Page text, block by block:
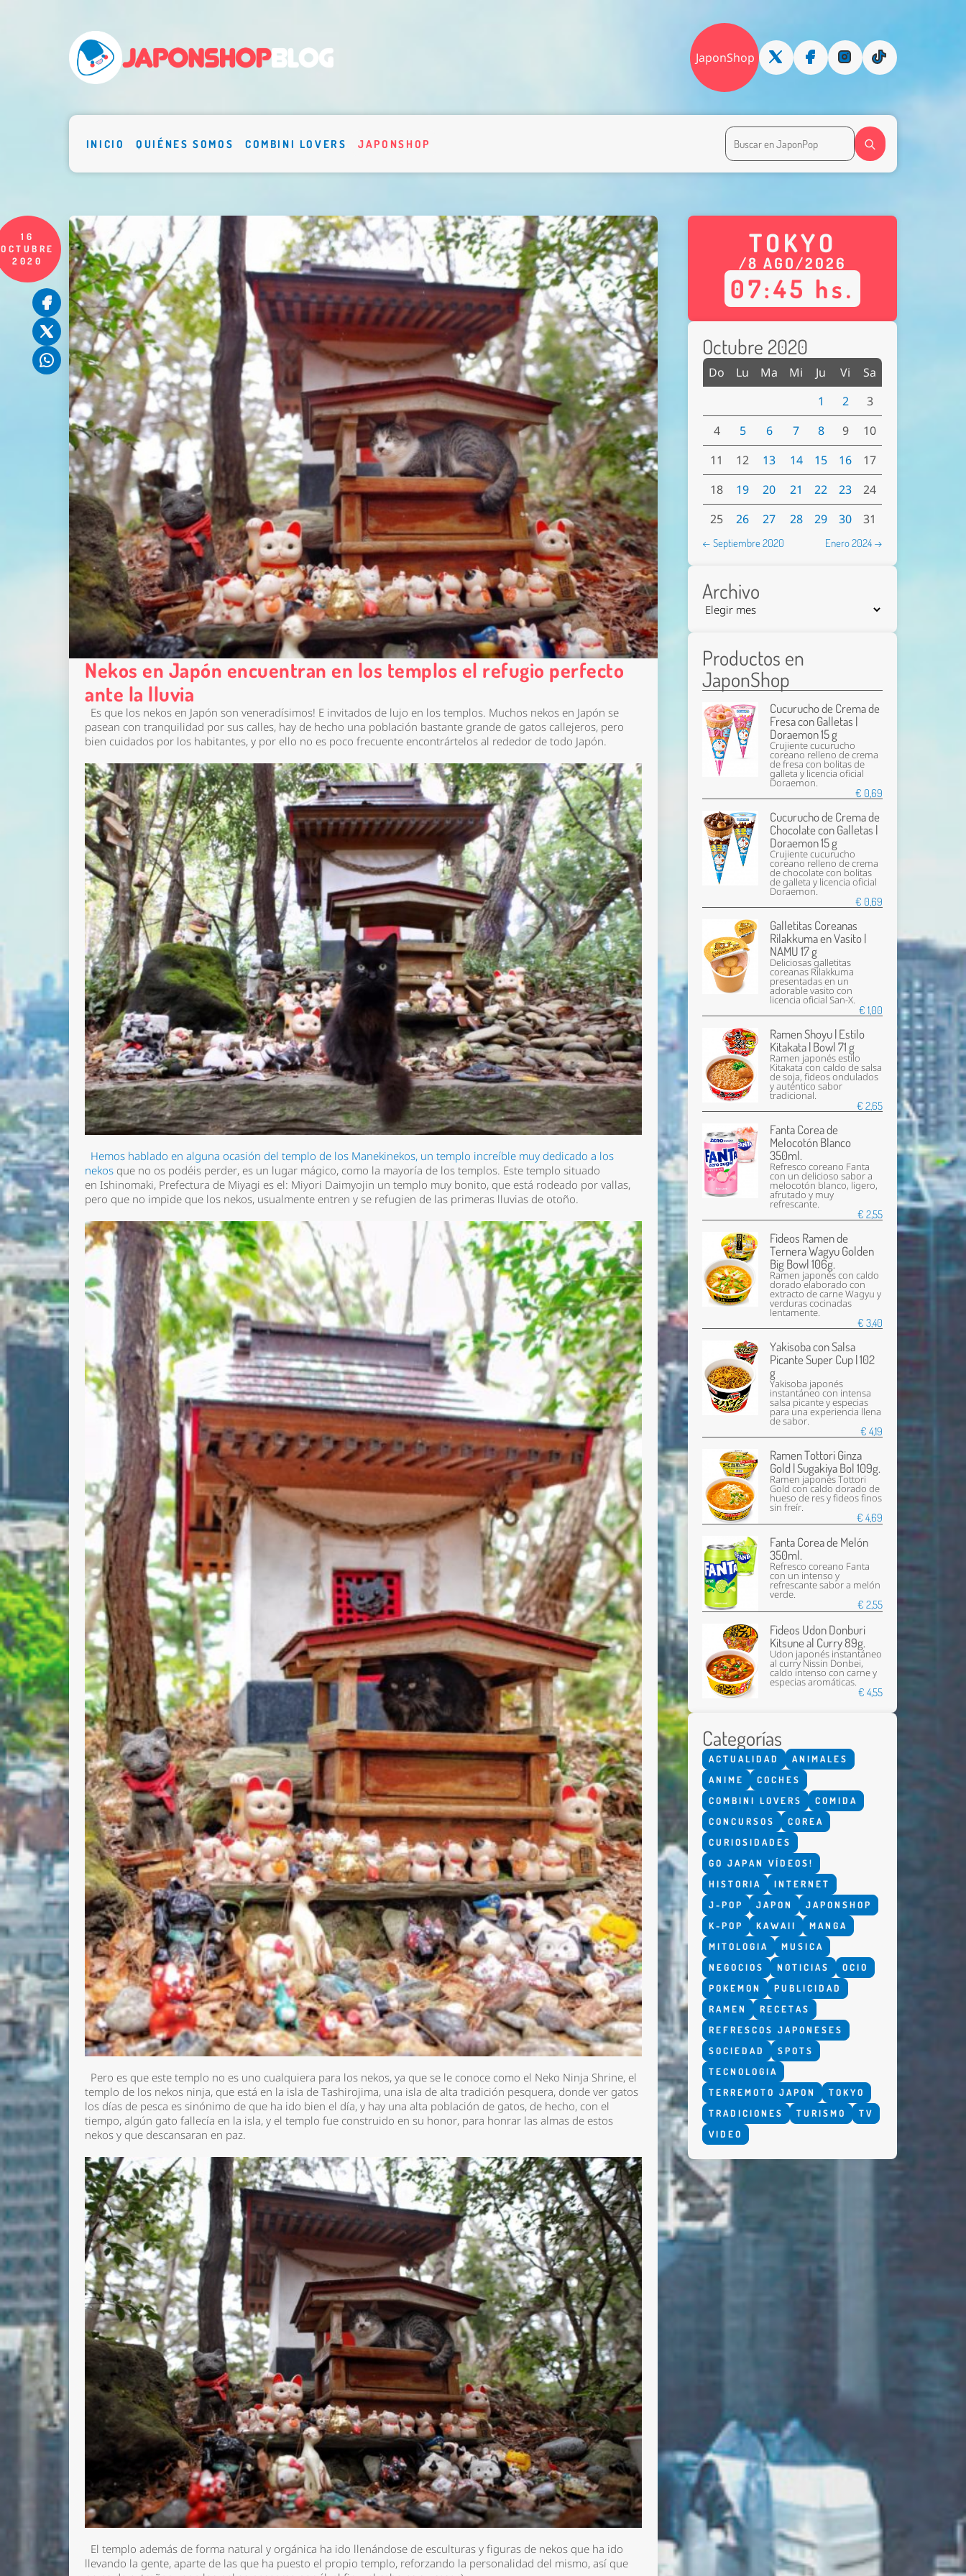
JaponShop
INICIO QUIÉNES SOMOS COMBINI LOVERS JAPONSHOP
16
OCTUBRE
2020
Nekos en Japón encuentran en los templos el refugio perfecto
ante la lluvia
Es que los nekos en Japón son veneradísimos! E invitados de lujo en los templos. Muchos nekos en Japón se
pasean con tranquilidad por sus calles, hay de hecho una población bastante grande de gatos callejeros, pero
bien cuidados por los habitantes, y por ello no es poco frecuente encontrártelos al rededor de todo Japón.
Hemos hablado en alguna ocasión del templo de los Manekinekos, un templo increíble muy dedicado a los
nekos que no os podéis perder, es un lugar mágico, como la mayoría de los templos. Este templo situado
en Ishinomaki, Prefectura de Miyagi es el: Miyori Daimyojin un templo muy bonito, que está rodeado por vallas,
pero que no impide que los nekos, usualmente entren y se refugien de las primeras lluvias de otoño.
Pero es que este templo no es uno cualquiera para los nekos, ya que se le conoce como el Neko Ninja Shrine, el
templo de los nekos ninja, que está en la isla de Tashirojima, una isla de alta tradición pesquera, donde ver gatos
los días de pesca es sinónimo de que ha ido bien el día, y hay una alta población de gatos, de hecho, con el
tiempo, algún gato fallecía en la isla, y el templo fue construido en su honor, para honrar las almas de estos
nekos y que descansaran en paz.
El templo además de forma natural y orgánica ha ido llenándose de esculturas y figuras de nekos que ha ido
llevando la gente, aparte de las que ha puesto el propio templo, reforzando la personalidad del mismo, así que
TOKYO
/8 AGO/2026
07:46 hs.
Octubre 2020
Do Lu Ma Mi Ju Vi
Sa
1
2
3
4
5 6 7 8 9
10
11
12 13 14 15 16
17
18
19 20 21 22 23
24
25
26 27 28 29 30 31
← Septiembre 2020 Enero 2024 →
Archivo
Productos en
JaponShop
Cucurucho de Crema de
Fresa con Galletas |
Doraemon 15 g
Crujiente cucurucho
coreano relleno de crema
de fresa con bolitas de
galleta y licencia oficial
Doraemon.
€ 0,69
Cucurucho de Crema de
Chocolate con Galletas |
Doraemon 15 g
Crujiente cucurucho
coreano relleno de crema
de chocolate con bolitas
de galleta y licencia oficial
Doraemon.
€ 0,69
Galletitas Coreanas
Rilakkuma en Vasito |
NAMU 17 g
Deliciosas galletitas
coreanas Rilakkuma
presentadas en un
adorable vasito con
licencia oficial San-X.
€ 1,00
Ramen Shoyu | Estilo
Kitakata | Bowl 71 g
Ramen japonés estilo
Kitakata con caldo de salsa
de soja, fideos ondulados
y auténtico sabor
tradicional.
€ 2,65
Fanta Corea de
Melocotón Blanco
350ml.
Refresco coreano Fanta
con un delicioso sabor a
melocotón blanco, ligero,
afrutado y muy
refrescante.
€ 2,55
Fideos Ramen de
Ternera Wagyu Golden
Big Bowl 106g.
Ramen japonés con caldo
dorado elaborado con
extracto de carne Wagyu y
verduras cocinadas
lentamente.
€ 3,40
Yakisoba con Salsa
Picante Super Cup | 102
g
Yakisoba japonés
instantáneo con intensa
salsa picante y especias
para una experiencia llena
de sabor.
€ 4,19
Ramen Tottori Ginza
Gold | Sugakiya Bol 109g.
Ramen japonés Tottori
Gold con caldo dorado de
hueso de res y fideos finos
sin freír.
€ 4,69
Fanta Corea de Melón
350ml.
Refresco coreano Fanta
con un intenso y
refrescante sabor a melón
verde.
€ 2,55
Fideos Udon Donburi
Kitsune al Curry 89g.
Udon japonés instantáneo
al curry Nissin Donbei,
caldo intenso con carne y
especias aromáticas.
€ 4,55
Categorías
ACTUALIDAD
ANIMALES
ANIME
COCHES
COMBINI LOVERS
COMIDA
CONCURSOS
COREA
CURIOSIDADES
GO JAPAN VÍDEOS!
HISTORIA
INTERNET
J-POP
JAPON
JAPONSHOP
K-POP
KAWAII
MANGA
MITOLOGIA
MUSICA
NEGOCIOS
NOTICIAS
OCIO
POKEMON
PUBLICIDAD
RAMEN
RECETAS
REFRESCOS JAPONESES
SOCIEDAD
SPOTS
TECNOLOGIA
TERREMOTO JAPON
TOKYO
TRADICIONES
TURISMO
TV
VIDEO
Nombre *
Email *
Comentario *
Enviar